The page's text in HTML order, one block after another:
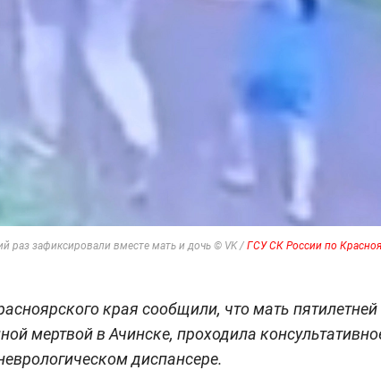
раз зафиксировали вместе мать и дочь © VK / ГСУ СК России по
края сообщили, что мать пятилетней
мертвой в Ачинске, проходила
диспансере.